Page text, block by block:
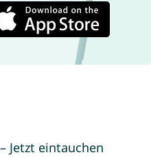
Jetzt eintauchen